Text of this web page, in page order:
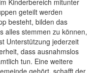
geteilt werden
besteht, bilden das
alles stemmen zu können,
Unterstützung jederzeit
dass ausnahmslos
tun. Eine weitere
gehört, schafft der